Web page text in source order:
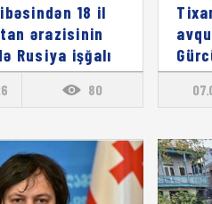
18 il
ərazisinin
Rusiya işğalı
80